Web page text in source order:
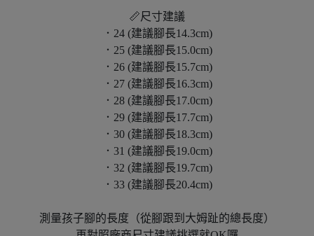
📏尺寸建議
．24 (建議腳長14.3cm)
．25 (建議腳長15.0cm)
．26 (建議腳長15.7cm)
．27 (建議腳長16.3cm)
．28 (建議腳長17.0cm)
．29 (建議腳長17.7cm)
．30 (建議腳長18.3cm)
．31 (建議腳長19.0cm)
．32 (建議腳長19.7cm)
．33 (建議腳長20.4cm)
測量孩子腳的長度（從腳跟到大姆趾的總長度）